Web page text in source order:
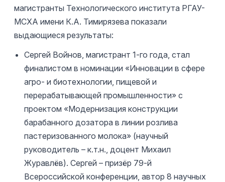
магистранты Технологического института РГАУ-
МСХА имени К.А. Тимирязева показали
выдающиеся результаты:
Сергей Войнов, магистрант 1-го года, стал
финалистом в номинации «Инновации в сфере
агро- и биотехнологии, пищевой и
перерабатывающей промышленности» с
проектом «Модернизация конструкции
барабанного дозатора в линии розлива
пастеризованного молока» (научный
руководитель – к.т.н., доцент Михаил
Журавлёв). Сергей – призёр 79-й
Всероссийской конференции, автор 8 научных